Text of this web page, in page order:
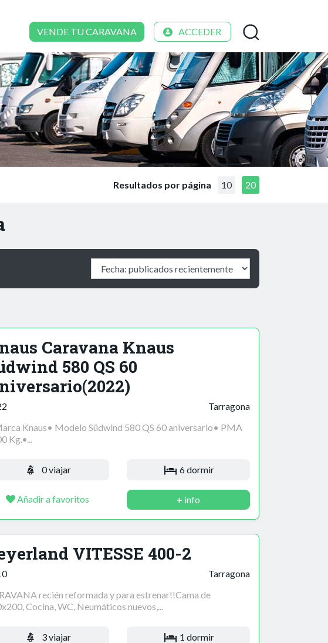
VENDE TU CARAVANA ACCEDER
Resultados por página 10 20
Caravana Knaus
580 QS 60
Tarragona
Knaus• Modelo Südwind 580 QS 60 aniversario• PMA
Kg.•...
0 viajar 6 dormir
Añadir a favoritos + info
VITESSE 400-2
Tarragona
recién reformada y para estrenar!!Cama de
Cocina, WC, Neumáticos nuevos,...
3 viajar 1 dormir